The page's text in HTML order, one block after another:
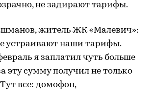
не задирают тарифы.
житель ЖК «Малевич»:
устраивают наши тарифы.
я заплатил чуть больше
эту сумму получил не только
все: домофон,